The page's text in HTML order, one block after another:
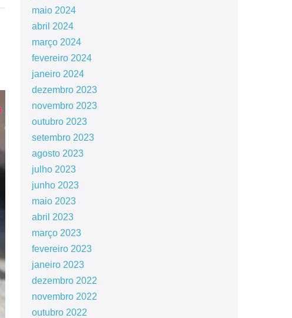
maio 2024
abril 2024
março 2024
fevereiro 2024
janeiro 2024
dezembro 2023
novembro 2023
outubro 2023
setembro 2023
agosto 2023
julho 2023
junho 2023
maio 2023
abril 2023
março 2023
fevereiro 2023
janeiro 2023
dezembro 2022
novembro 2022
outubro 2022